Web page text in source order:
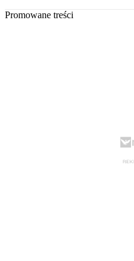
Promowane treści